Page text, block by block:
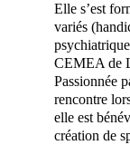
Elle s’est
variés
CEMEA de
Passionnée
rencontre
elle est
création de